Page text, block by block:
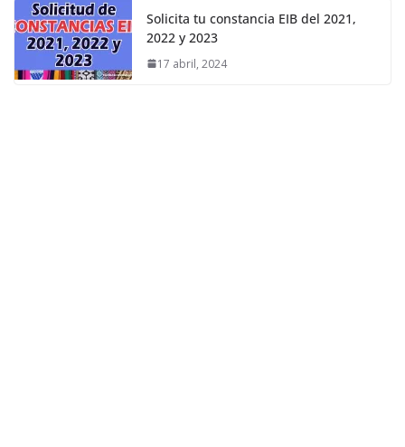
Solicita tu constancia EIB del 2021,
2022 y 2023
17 abril, 2024